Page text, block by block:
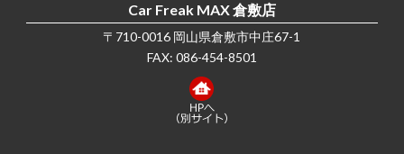
Car Freak MAX 倉敷店
〒710-0016 岡山県倉敷市中庄67-1
FAX: 086-454-8501